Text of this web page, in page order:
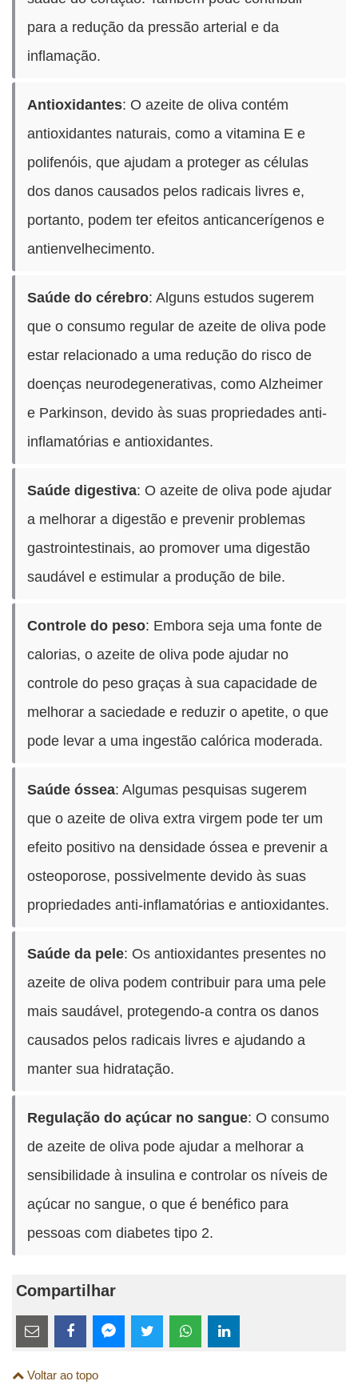
para a redução da pressão arterial e da
inflamação.
Antioxidantes: O azeite de oliva contém
antioxidantes naturais, como a vitamina E e
polifenóis, que ajudam a proteger as células
dos danos causados pelos radicais livres e,
portanto, podem ter efeitos anticancerígenos e
antienvelhecimento.
Saúde do cérebro: Alguns estudos sugerem
que o consumo regular de azeite de oliva pode
estar relacionado a uma redução do risco de
doenças neurodegenerativas, como Alzheimer
e Parkinson, devido às suas propriedades anti-
inflamatórias e antioxidantes.
Saúde digestiva: O azeite de oliva pode ajudar
a melhorar a digestão e prevenir problemas
gastrointestinais, ao promover uma digestão
saudável e estimular a produção de bile.
Controle do peso: Embora seja uma fonte de
calorias, o azeite de oliva pode ajudar no
controle do peso graças à sua capacidade de
melhorar a saciedade e reduzir o apetite, o que
pode levar a uma ingestão calórica moderada.
Saúde óssea: Algumas pesquisas sugerem
que o azeite de oliva extra virgem pode ter um
efeito positivo na densidade óssea e prevenir a
osteoporose, possivelmente devido às suas
propriedades anti-inflamatórias e antioxidantes.
Saúde da pele: Os antioxidantes presentes no
azeite de oliva podem contribuir para uma pele
mais saudável, protegendo-a contra os danos
causados pelos radicais livres e ajudando a
manter sua hidratação.
Regulação do açúcar no sangue: O consumo
de azeite de oliva pode ajudar a melhorar a
sensibilidade à insulina e controlar os níveis de
açúcar no sangue, o que é benéfico para
pessoas com diabetes tipo 2.
Compartilhar
Estes
links
são
esta
esta
Voltar ao topo